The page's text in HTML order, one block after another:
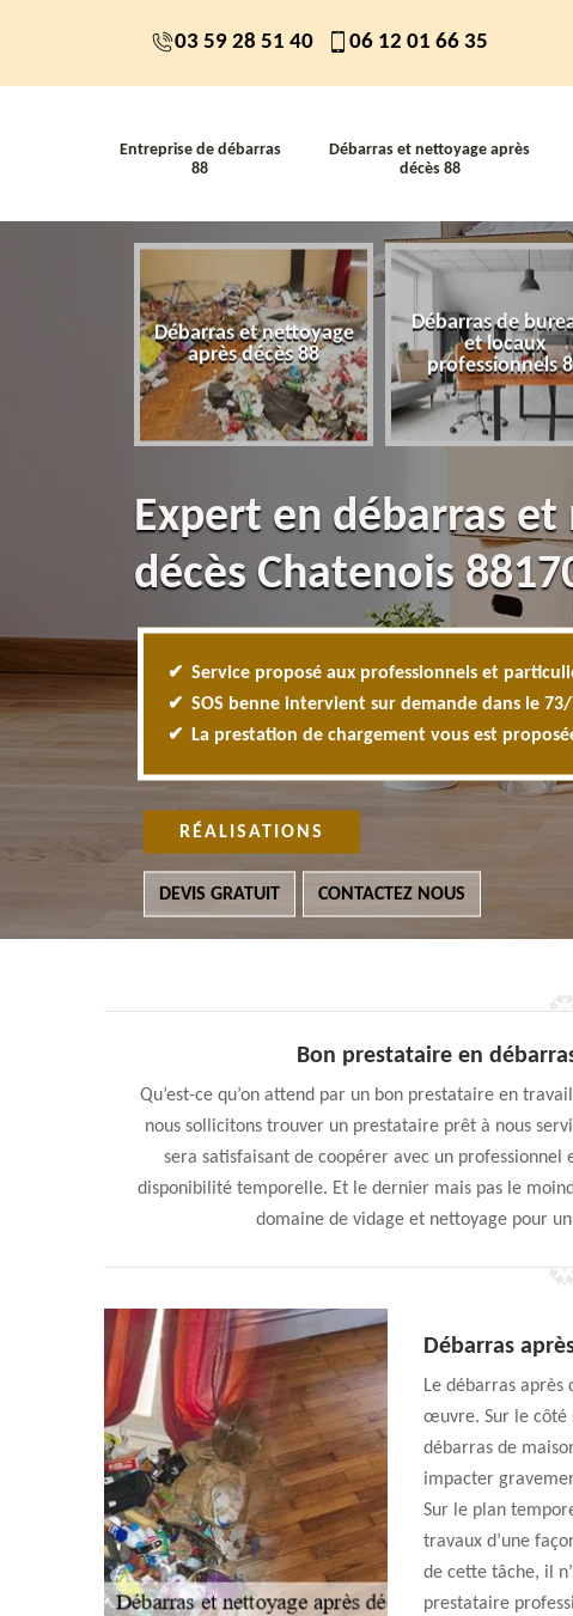
03 59 28 51 40 06 12 01 66 35
Entreprise de débarras
88
Débarras et nettoyage après
décès 88
Débarras et nettoyage
après décès 88
Débarras de
et locaux
professionnels
Expert en débarras
décès Chatenois
Service proposé aux professionnels et
SOS benne intervient sur demande dans le
La prestation de chargement vous est
RÉALISATIONS
DEVIS GRATUIT CONTACTEZ NOUS
Bon prestataire en
Qu’est-ce qu’on attend par un bon prestataire en
nous sollicitons trouver un prestataire prêt à nous
sera satisfaisant de coopérer avec un
disponibilité temporelle. Et le dernier mais pas le
domaine de vidage et nettoyage pour
Débarras
Le débarras après
œuvre. Sur le côté
débarras de
impacter
Sur le plan
travaux d’une
de cette tâche, il
prestataire